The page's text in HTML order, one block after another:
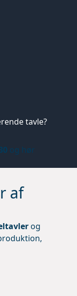
tavle?
og hør
af
og